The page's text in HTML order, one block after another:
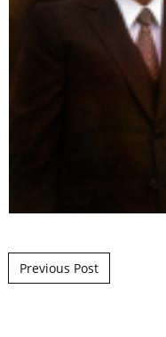
Post navigation
Previous Post